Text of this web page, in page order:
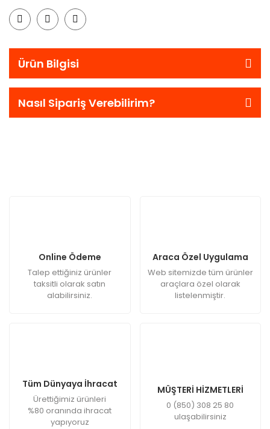
Ürün Bilgisi
Nasıl Sipariş Verebilirim?
Online Ödeme
Talep ettiğiniz ürünler
taksitli olarak satın
alabilirsiniz.
Araca Özel Uygulama
Web sitemizde tüm ürünler
araçlara özel olarak
listelenmiştir.
Tüm Dünyaya İhracat
Ürettiğimiz ürünleri
%80 oranında ihracat
yapıyoruz
MÜŞTERİ HİZMETLERİ
0 (850) 308 25 80
ulaşabilirsiniz